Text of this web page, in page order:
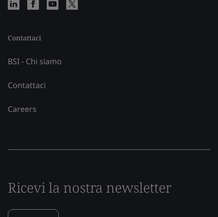
Contattaci
BSI - Chi siamo
Contattaci
Careers
Ricevi la nostra newsletter